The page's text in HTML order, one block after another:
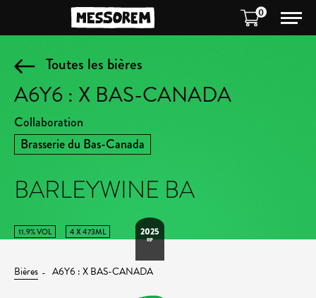
0
Toutes les bières
A6Y6 : X BAS-CANADA
Collaboration
Brasserie du Bas-Canada
BARLEYWINE BA
11.9% VOL 4 X 473ML 2025
RIP
Bières A6Y6 : X BAS-CANADA